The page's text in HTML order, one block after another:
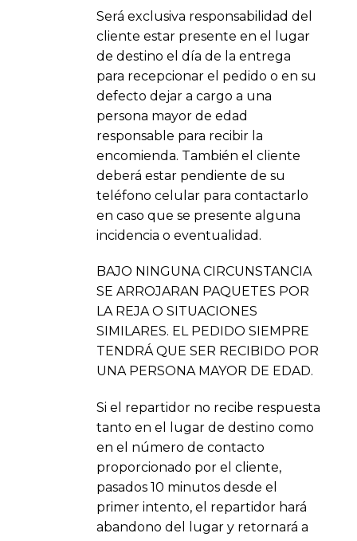
Será exclusiva responsabilidad del
cliente estar presente en el lugar
de destino el día de la entrega
para recepcionar el pedido o en su
defecto dejar a cargo a una
persona mayor de edad
responsable para recibir la
encomienda. También el cliente
deberá estar pendiente de su
teléfono celular para contactarlo
en caso que se presente alguna
incidencia o eventualidad.
BAJO NINGUNA CIRCUNSTANCIA
SE ARROJARAN PAQUETES POR
LA REJA O SITUACIONES
SIMILARES. EL PEDIDO SIEMPRE
TENDRÁ QUE SER RECIBIDO POR
UNA PERSONA MAYOR DE EDAD.
Si el repartidor no recibe respuesta
tanto en el lugar de destino como
en el número de contacto
proporcionado por el cliente,
pasados 10 minutos desde el
primer intento, el repartidor hará
abandono del lugar y retornará a